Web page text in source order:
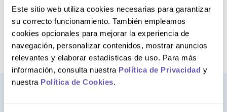
Este sitio web utiliza cookies necesarias para garantizar
su correcto funcionamiento. También empleamos
cookies opcionales para mejorar la experiencia de
navegación, personalizar contenidos, mostrar anuncios
relevantes y elaborar estadísticas de uso. Para más
información, consulta nuestra Política de Privacidad y
nuestra Política de Cookies.
búsqueda
Intenta buscar sinónimos del
término deseado